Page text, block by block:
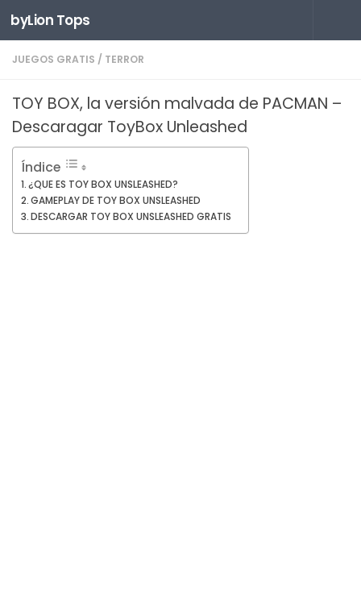
Saltar al contenido
byLion Tops
JUEGOS GRATIS / TERROR
TOY BOX, la versión malvada de PACMAN –
Descaragar ToyBox Unleashed
Índice
¿QUE ES TOY BOX UNSLEASHED?
GAMEPLAY DE TOY BOX UNSLEASHED
DESCARGAR TOY BOX UNSLEASHED GRATIS